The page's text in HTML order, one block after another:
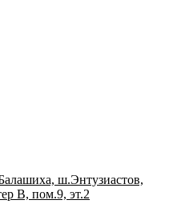
ш.Энтузиастов,
В, пом.9, эт.2